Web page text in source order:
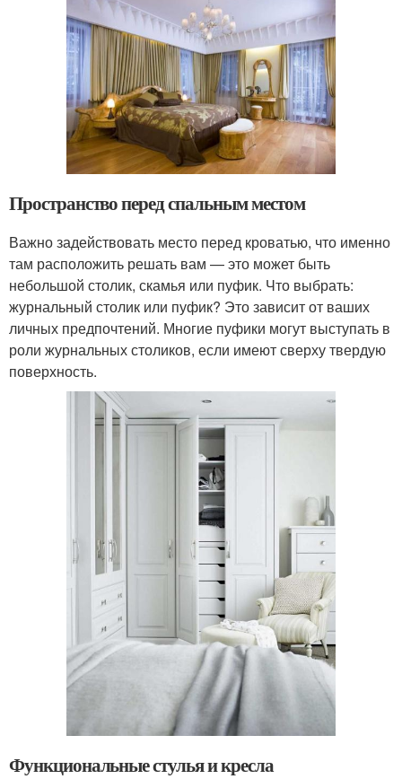
Пространство перед спальным местом
Важно задействовать место перед кроватью, что именно
там расположить решать вам — это может быть
небольшой столик, скамья или пуфик. Что выбрать:
журнальный столик или пуфик? Это зависит от ваших
личных предпочтений. Многие пуфики могут выступать в
роли журнальных столиков, если имеют сверху твердую
поверхность.
Функциональные стулья и кресла